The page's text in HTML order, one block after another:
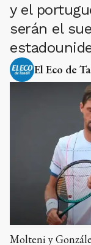
y el
serán el
El Eco de
Molteni y